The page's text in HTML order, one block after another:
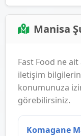
Manisa
Fast Food ne
iletişim
konumunuza
görebilirsiniz.
Komagane